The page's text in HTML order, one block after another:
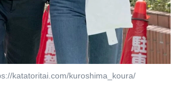
katatoritai.com/kuroshima_koura/